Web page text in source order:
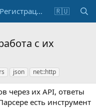
Регистрация 🇷🇺
с их
json net::http
через их API, ответы
есть инструмент